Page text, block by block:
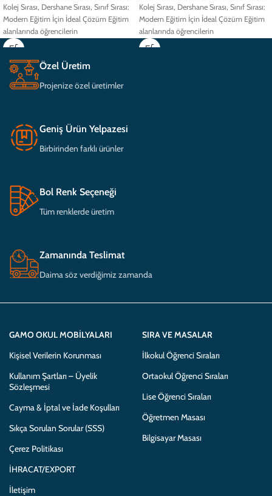
Kolej Sırası, Dershane Sırası, Sınıf Sırası:
Modern Eğitim İçin İdeal Çözüm Eğitim
alanlarında öğrencilerin
Kolej Sırası, Dershane Sırası, Sınıf Sırası:
Modern Eğitim İçin İdeal Çözüm Eğitim
alanlarında öğrencilerin
Özel Üretim
Projenize özel üretimler
Geniş Ürün Yelpazesi
Birbirinden farklı ürünler
Bol Renk Seçeneği
Tüm renklerde üretim
Zamanında Teslimat
Daima söz verdiğimiz zamanda
GAMO OKUL MOBILYALARI
Kişisel Verilerin Korunması
Kullanım Şartları – Üyelik
Sözleşmesi
Cayma & İptal ve İade Koşulları
Sıkça Sorulan Sorular (SSS)
Çerez Politikası
İHRACAT/EXPORT
İletişim
SIRA VE MASALAR
İlkokul Öğrenci Sıraları
Ortaokul Öğrenci Sıraları
Lise Öğrenci Sıraları
Öğretmen Masası
Bilgisayar Masası